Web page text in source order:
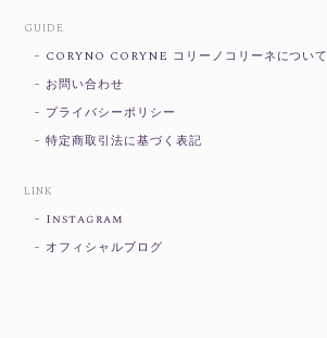
GUIDE
CORYNO CORYNE コリーノコリーネについて
お問い合わせ
プライバシーポリシー
特定商取引法に基づく表記
LINK
Instagram
オフィシャルブログ